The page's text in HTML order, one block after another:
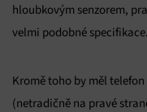
hloubkovým senzorem,
velmi podobné specifikace.
Kromě toho by měl
(netradičně na pravé